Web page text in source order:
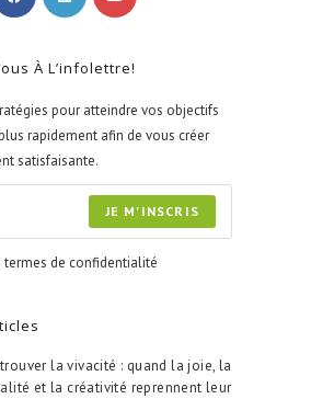
À L’infolettre!
pour atteindre vos objectifs
rapidement afin de vous créer
satisfaisante.
JE M'INSCRIS
termes de confidentialité
la vivacité : quand la joie, la
et la créativité reprennent leur